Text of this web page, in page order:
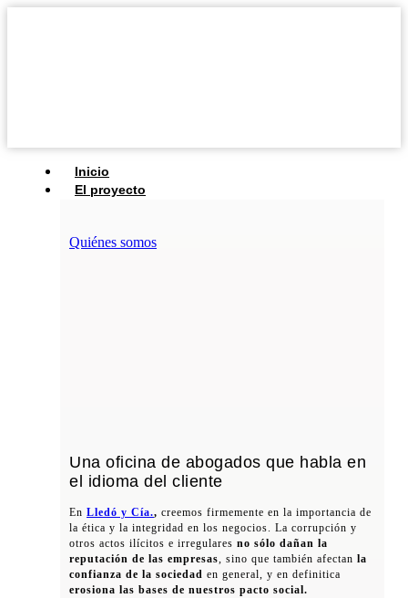
Inicio
El proyecto
Quiénes somos
Una oficina de abogados que habla en
el idioma del cliente
En Lledó y Cía., creemos firmemente en la importancia de
la ética y la integridad en los negocios. La corrupción y
otros actos ilícitos e irregulares no sólo dañan la
reputación de las empresas, sino que también afectan la
confianza de la sociedad en general, y en definitica
erosiona las bases de nuestros pacto social.